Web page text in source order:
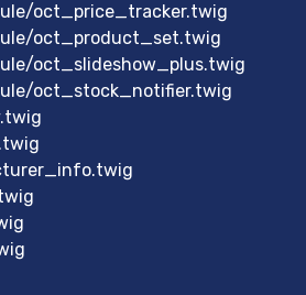
oct_price_tracker.twig
oct_product_set.twig
oct_slideshow_plus.twig
oct_stock_notifier.twig